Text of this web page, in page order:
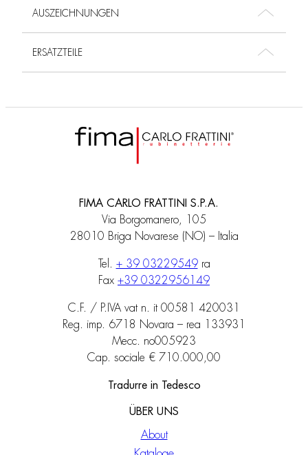
AUSZEICHNUNGEN
ERSATZTEILE
FIMA CARLO FRATTINI S.P.A.
Via Borgomanero, 105
28010 Briga Novarese (NO) – Italia
Tel. + 39 03229549ra
Fax +39 0322956149
C.F. / P.IVA vat n. it 00581 420031
Reg. imp. 6718 Novara – rea 133931
Mecc. no005923
Cap. sociale € 710.000,00
Tradurre in Tedesco
ÜBER UNS
About